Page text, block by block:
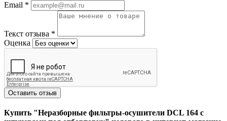
Email *
Текст отзыва *
Оценка
Оставить отзыв
Купить "Неразборные фильтры-осушители DCL 164 с